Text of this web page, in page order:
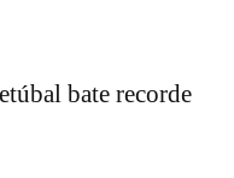
bate recorde